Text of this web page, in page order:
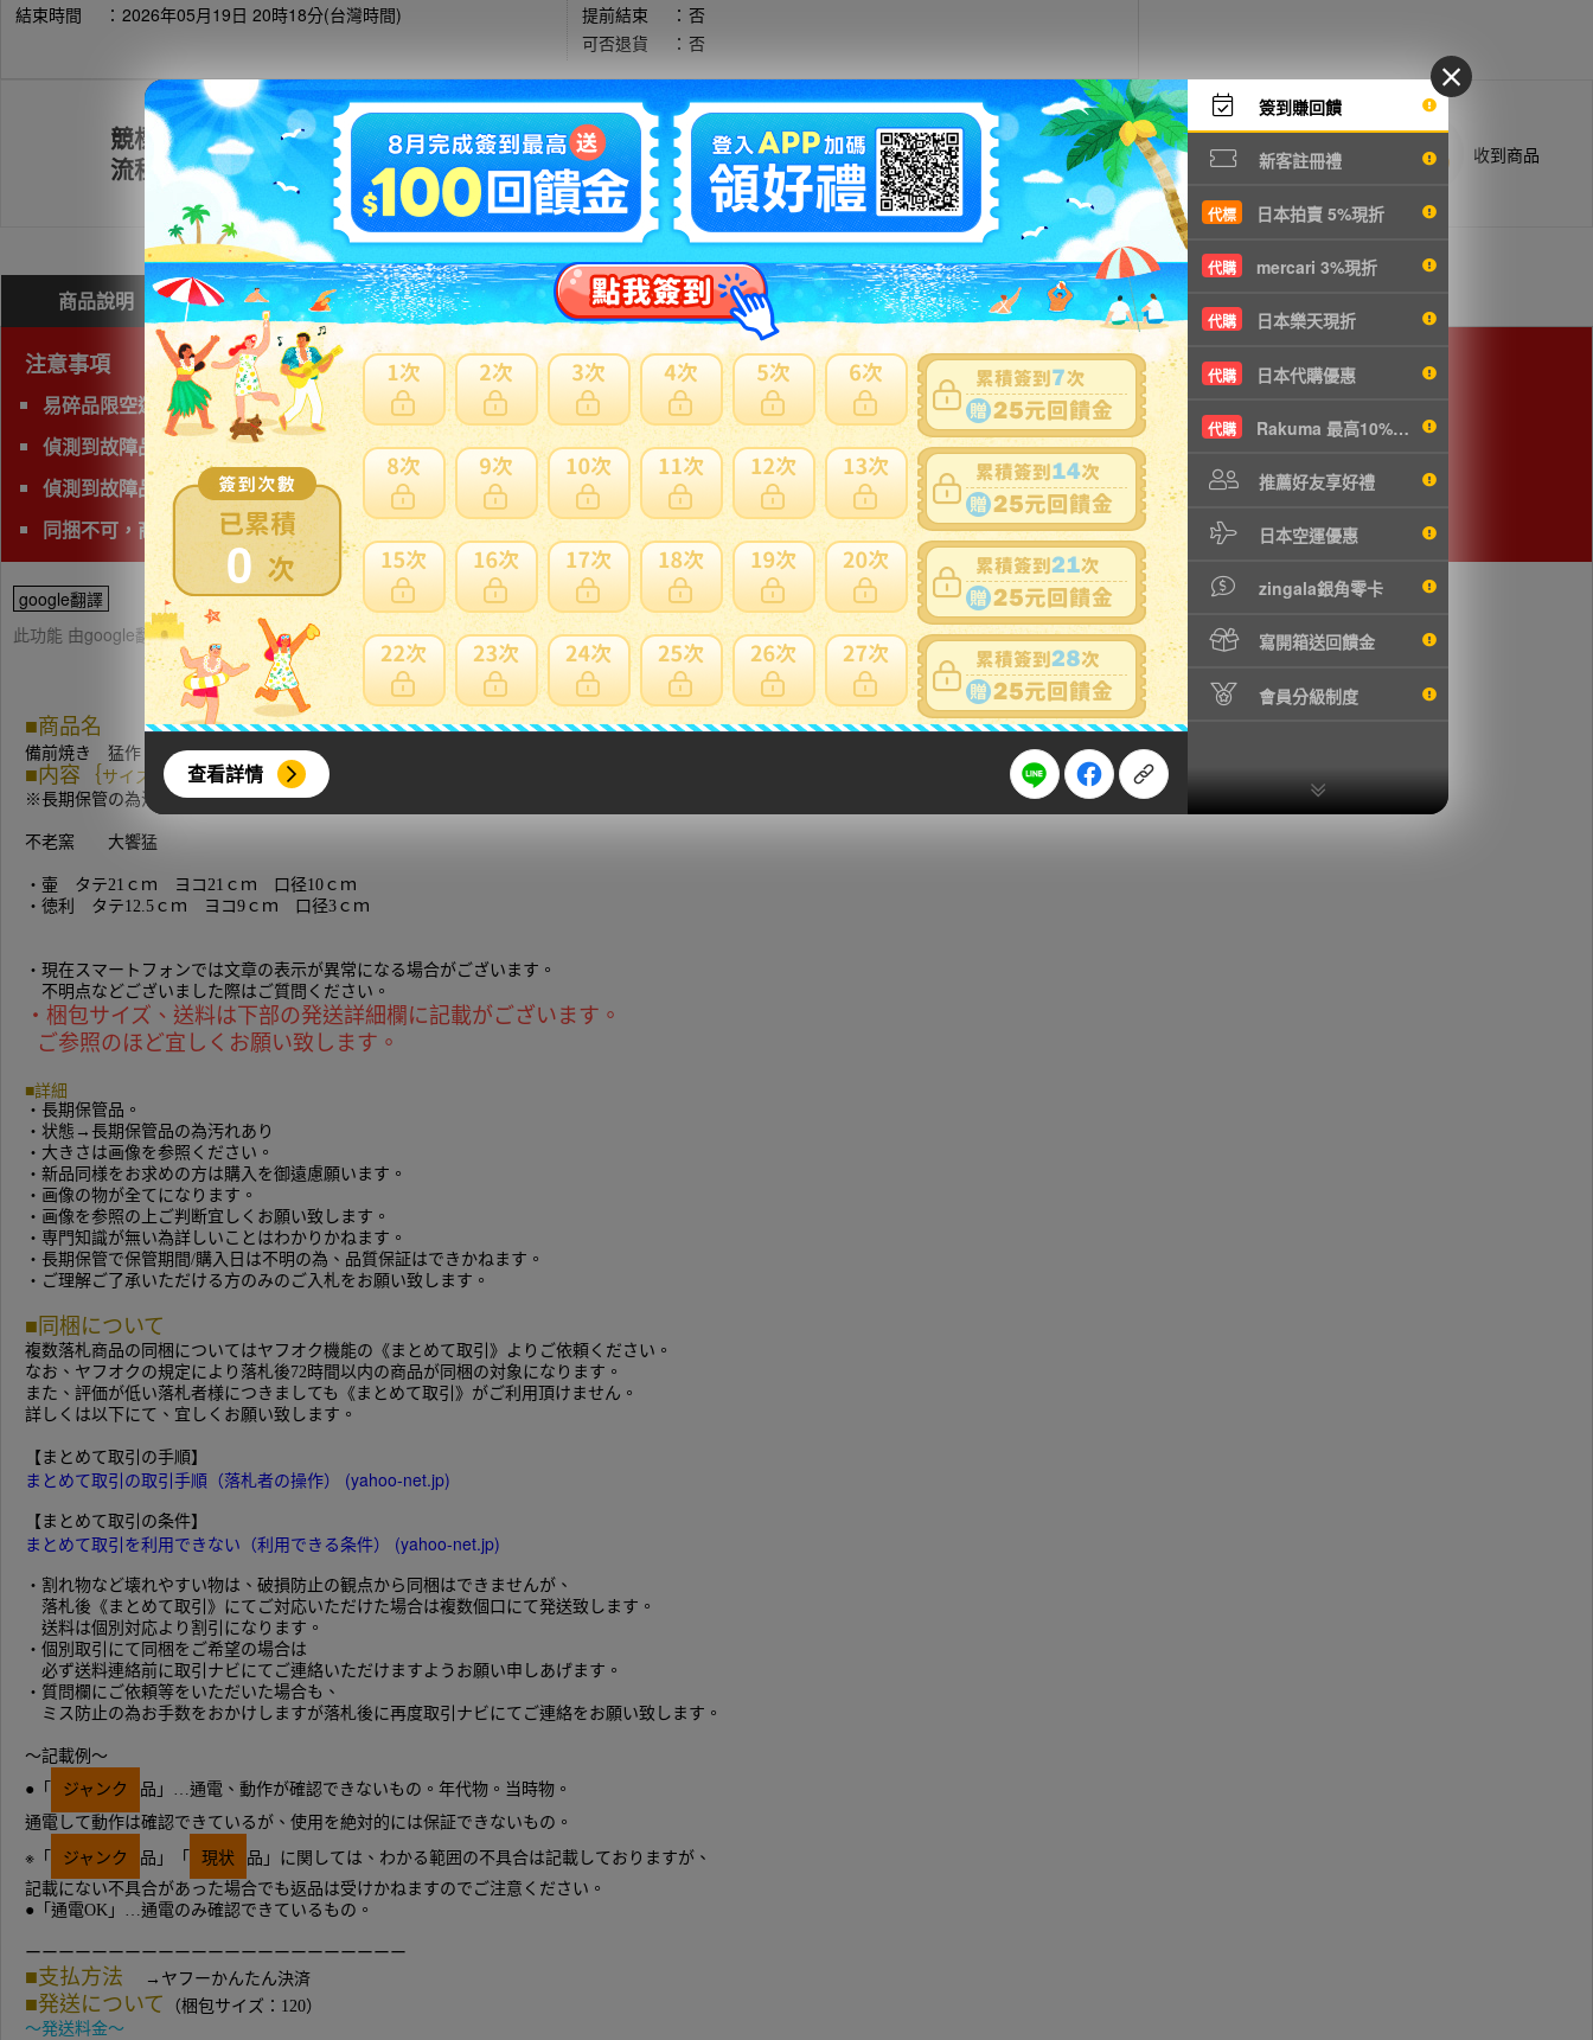
0
查看詳情
簽到賺回饋
新客註冊禮
代標 日本拍賣 5%現折
代購 mercari 3%現折
代購 日本樂天現折
代購 日本代購優惠
代購 Rakuma 最高10%現折
推薦好友享好禮
日本空運優惠
zingala銀角零卡
寫開箱送回饋金
會員分級制度
結束時間
： 2026年05月19日 20時18分(台灣時間)
提前結束
： 否
可否退貨
： 否
競標
流程
註冊會員 出價競標 得標填寫委託單 商品抵台通知出貨 收到商品
商品說明 問與答(0) 費用試算 問題商品反映流程
注意事項
易碎品限空運，非易碎品可使用海運。
偵測到故障品(垃圾品)、有照片及說明以外的問題，下標前注意
偵測到故障品(垃圾品)、問題商品、可能無法修理字樣,下標前注意
同捆不可，商品會有獨立的日本運費
google翻譯
此功能 由google翻譯提供參考，樂淘不保證翻譯內容之正確性，詳細問題說明請使用商品問與答
■商品名
備前焼き 猛作 壷・徳利 木箱入 2点
■内容｛サイズ(約)/(画像参照/素人採寸)｝
※長期保管の為汚れあり
不老窯 大饗猛
・壷 タテ21ｃｍ ヨコ21ｃｍ 口径10ｃｍ
・徳利 タテ12.5ｃｍ ヨコ9ｃｍ 口径3ｃｍ
・現在スマートフォンでは文章の表示が異常になる場合がございます。
不明点などございました際はご質問ください。
・梱包サイズ、送料は下部の発送詳細欄に記載がございます。
ご参照のほど宜しくお願い致します。
■詳細
・長期保管品。
・状態→長期保管品の為汚れあり
・大きさは画像を参照ください。
・新品同様をお求めの方は購入を御遠慮願います。
・画像の物が全てになります。
・画像を参照の上ご判断宜しくお願い致します。
・専門知識が無い為詳しいことはわかりかねます。
・長期保管で保管期間/購入日は不明の為、品質保証はできかねます。
・ご理解ご了承いただける方のみのご入札をお願い致します。
■同梱について
複数落札商品の同梱についてはヤフオク機能の《まとめて取引》よりご依頼ください。
なお、ヤフオクの規定により落札後72時間以内の商品が同梱の対象になります。
また、評価が低い落札者様につきましても《まとめて取引》がご利用頂けません。
詳しくは以下にて、宜しくお願い致します。
【まとめて取引の手順】
まとめて取引の取引手順（落札者の操作） (yahoo-net.jp)
【まとめて取引の条件】
まとめて取引を利用できない（利用できる条件） (yahoo-net.jp)
・割れ物など壊れやすい物は、破損防止の観点から同梱はできませんが、
落札後《まとめて取引》にてご対応いただけた場合は複数個口にて発送致します。
送料は個別対応より割引になります。
・個別取引にて同梱をご希望の場合は
必ず送料連絡前に取引ナビにてご連絡いただけますようお願い申しあげます。
・質問欄にご依頼等をいただいた場合も、
ミス防止の為お手数をおかけしますが落札後に再度取引ナビにてご連絡をお願い致します。
～記載例～
●「
ジャンク
品」…通電、動作が確認できないもの。年代物。当時物。
通電して動作は確認できているが、使用を絶対的には保証できないもの。
※「 ジャンク 品」「 現状 品」に関しては、わかる範囲の不具合は記載しておりますが、
記載にない不具合があった場合でも返品は受けかねますのでご注意ください。
●「通電OK」…通電のみ確認できているもの。
ーーーーーーーーーーーーーーーーーーーーーーー
■支払方法 → ヤフーかんたん決済
■発送について （梱包サイズ：120）
～発送料金～